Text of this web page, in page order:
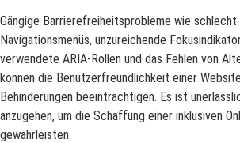
Gängige Barrierefreiheitsprobleme wie
Navigationsmenüs, unzureichende
verwendete ARIA-Rollen und das Fehlen von
können die Benutzerfreundlichkeit einer
Behinderungen beeinträchtigen. Es ist
anzugehen, um die Schaffung einer inklusiven
gewährleisten.